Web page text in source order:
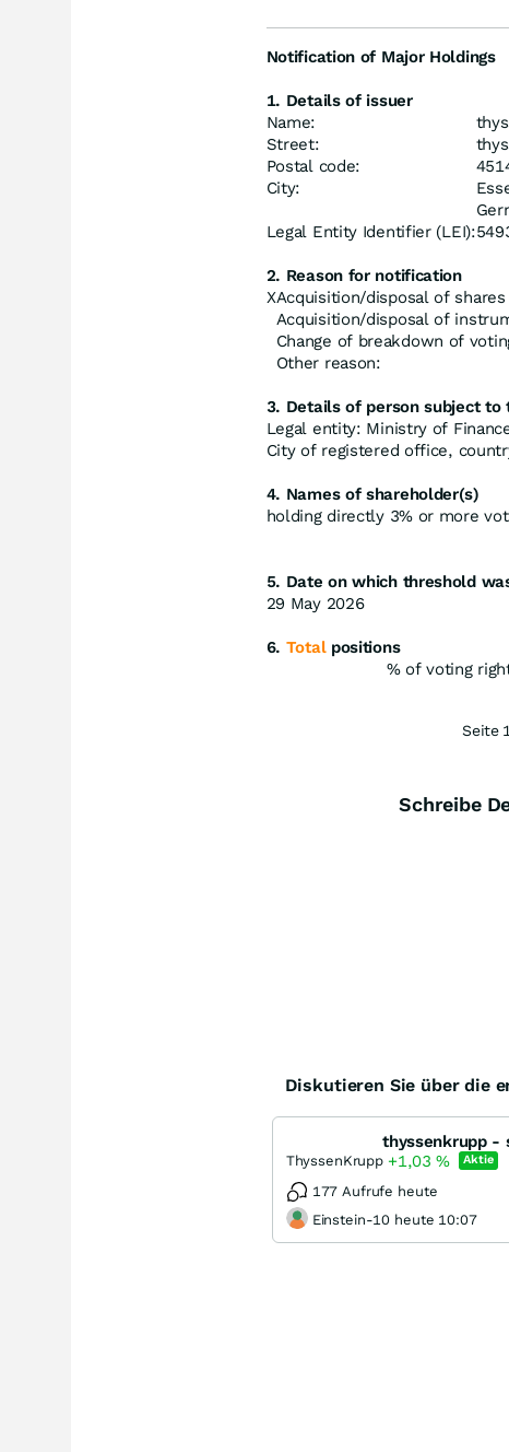
Notification of Major Holdings
1. Details of issuer
Name:
Street:
Postal code:
City:
Legal Entity Identifier (LEI):
2. Reason for notification
XAcquisition/disposal of
Acquisition/disposal of
Change of breakdown of
Other reason:
3. Details of person subject
Legal entity: Ministry of
City of registered office,
4. Names of shareholder(s)
holding directly 3% or more
5. Date on which threshold
29 May 2026
6. Totalpositions
% of voting
Seite
Schreibe
Diskutieren Sie über die
thyssenkrupp -
ThyssenKrupp +1,03% Aktie
177 Aufrufe heute
Einstein-10 heute 10:07